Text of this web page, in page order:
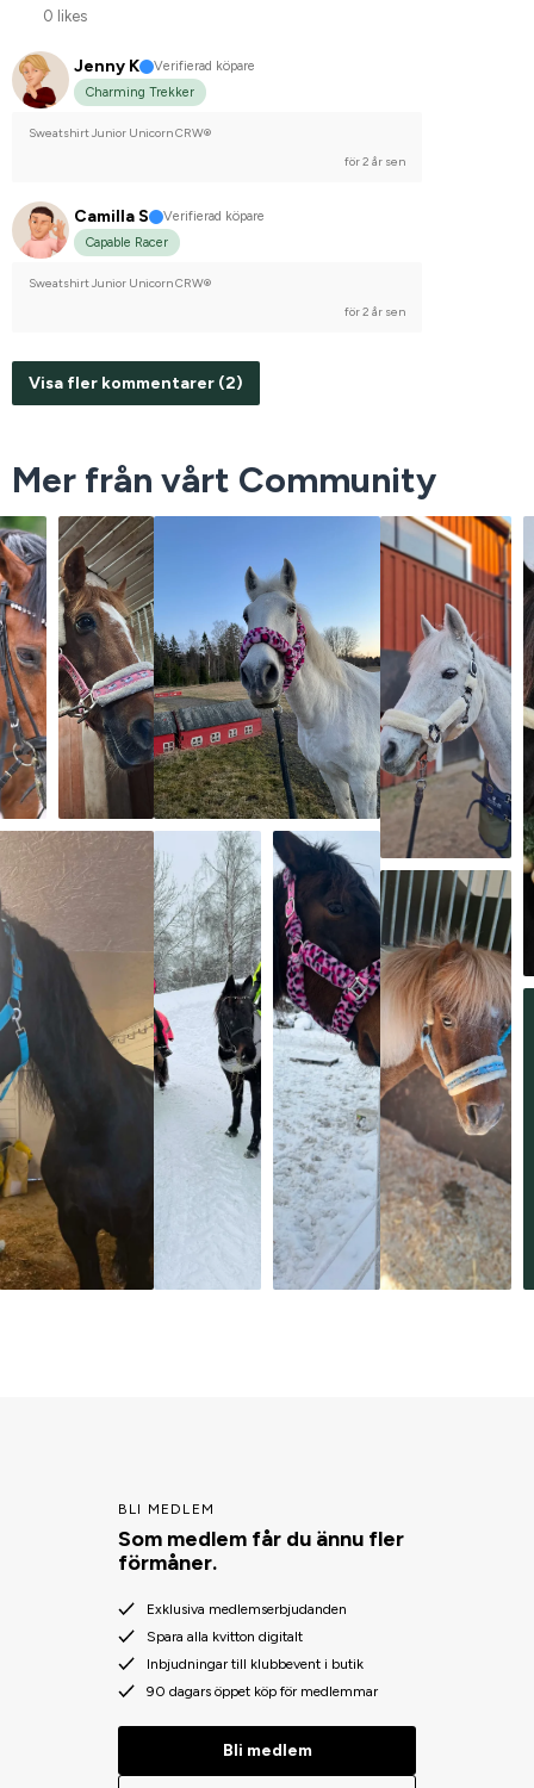
0 likes
Jenny K
Verifierad köpare
Charming Trekker
Sweatshirt Junior Unicorn CRW®
för 2 år sen
Camilla S
Verifierad köpare
Capable Racer
Sweatshirt Junior Unicorn CRW®
för 2 år sen
Visa fler kommentarer (2)
Mer från vårt Community
BLI MEDLEM
Som medlem får du ännu fler
förmåner.
Exklusiva medlemserbjudanden
Spara alla kvitton digitalt
Inbjudningar till klubbevent i butik
90 dagars öppet köp för medlemmar
Bli medlem